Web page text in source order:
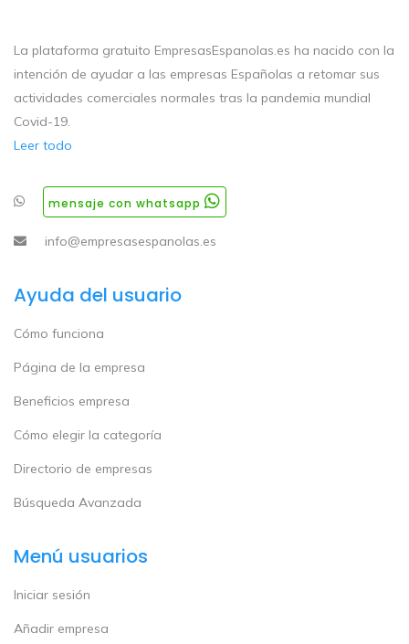
La plataforma gratuito EmpresasEspanolas.es ha nacido con la
intención de ayudar a las empresas Españolas a retomar sus
actividades comerciales normales tras la pandemia mundial
Covid-19.
Leer todo
mensaje con whatsapp
info@empresasespanolas.es
Ayuda del usuario
Cómo funciona
Página de la empresa
Beneficios empresa
Cómo elegir la categoría
Directorio de empresas
Búsqueda Avanzada
Menú usuarios
Iniciar sesión
Añadir empresa